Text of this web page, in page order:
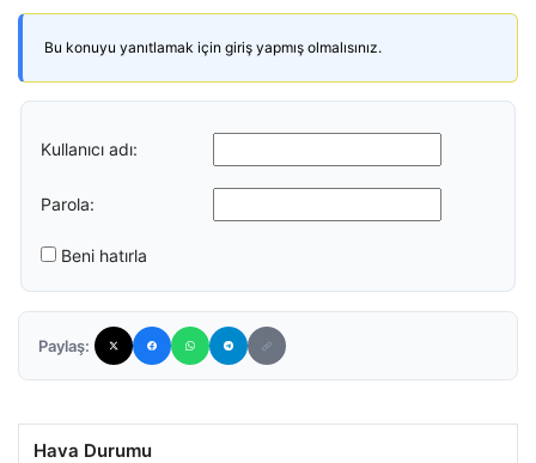
Bu konuyu yanıtlamak için giriş yapmış olmalısınız.
Kullanıcı adı:
Parola:
Beni hatırla
Paylaş:
Hava Durumu